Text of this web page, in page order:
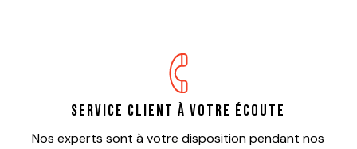
Service client à votre écoute
Nos experts sont à votre disposition pendant nos